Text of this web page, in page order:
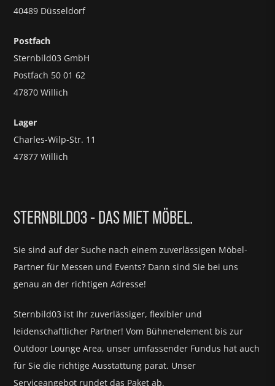
40489 Düsseldorf
Postfach
Sternbild03 GmbH
Postfach 50 01 62
47870 Willich
Lager
Charles-Wilp-Str. 11
47877 Willich
STERNBILD03 - DAS MIET MÖBEL.
Sie sind auf der Suche nach einem zuverlässigen Möbel-
Partner für Messen und Events? Dann sind Sie bei uns
genau an der richtigen Adresse!
Sternbild03 ist Ihr zuverlässiger, flexibler und
leidenschaftlicher Partner! Vom Bühnenelement bis zur
Outdoor Lounge Area, unser umfassender Fundus hat auch
für Sie die richtige Ausstattung parat. Unser
Serviceangebot rundet das Paket ab.